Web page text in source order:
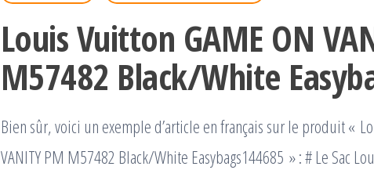
Louis Vuitton GAME ON
M57482 Black/White
Bien sûr, voici un exemple d’article en français sur le produit «
VANITY PM M57482 Black/White Easybags144685 » : # Le Sac